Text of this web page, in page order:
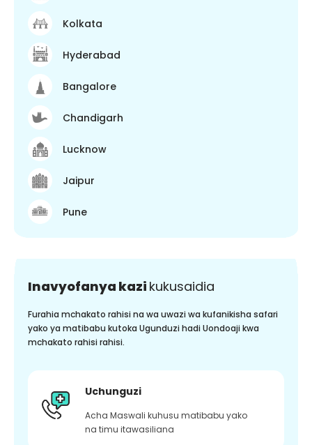
Kolkata
Hyderabad
Bangalore
Chandigarh
Lucknow
Jaipur
Pune
Inavyofanya kazi kukusaidia
Furahia mchakato rahisi na wa uwazi wa kufanikisha safari
yako ya matibabu kutoka Ugunduzi hadi Uondoaji kwa
mchakato rahisi rahisi.
Uchunguzi
Acha Maswali kuhusu matibabu yako
na timu itawasiliana